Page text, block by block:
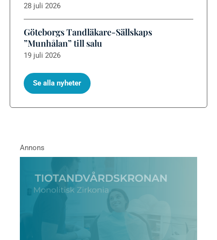
28 juli 2026
Göteborgs Tandläkare-Sällskaps
”Munhålan” till salu
19 juli 2026
Se alla nyheter